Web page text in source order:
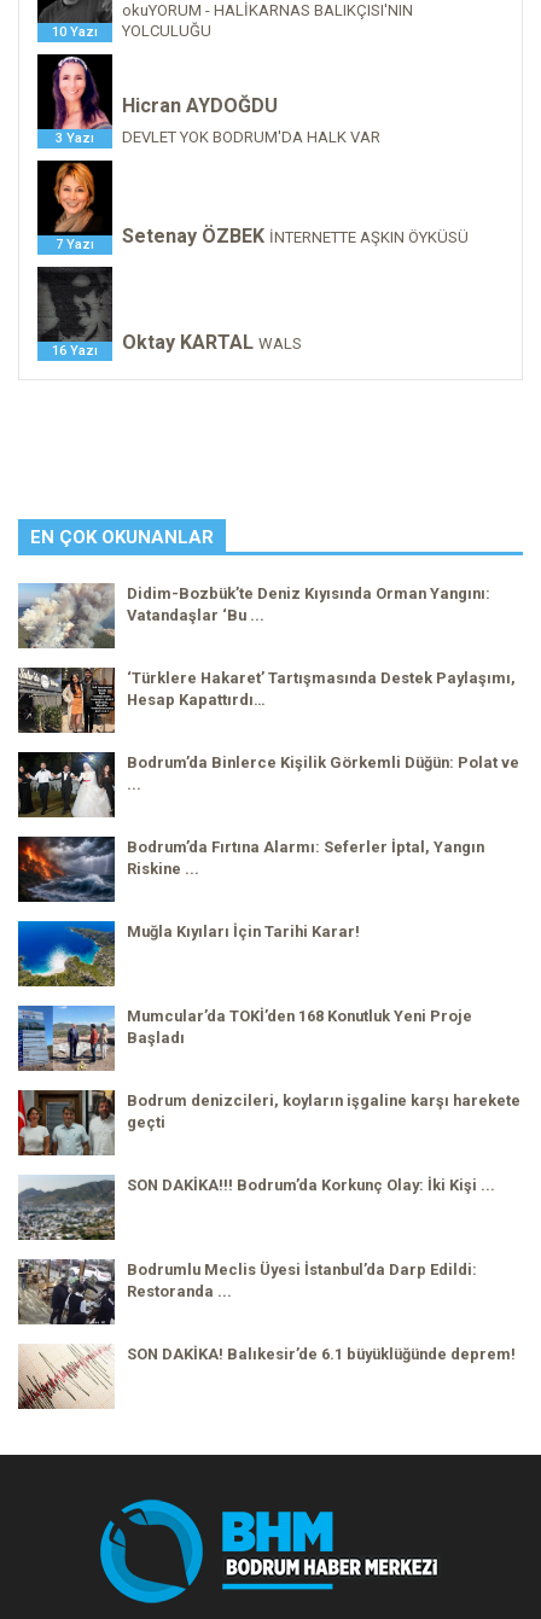
10 Yazı
okuYORUM - HALİKARNAS BALIKÇISI'NIN
YOLCULUĞU
3 Yazı
Hicran AYDOĞDU
DEVLET YOK BODRUM'DA HALK VAR
7 Yazı Setenay ÖZBEK İNTERNETTE AŞKIN ÖYKÜSÜ
16 Yazı Oktay KARTAL WALS
EN ÇOK OKUNANLAR
Didim-Bozbük’te Deniz Kıyısında Orman Yangını:
Vatandaşlar ‘Bu ...
‘Türklere Hakaret’ Tartışmasında Destek Paylaşımı,
Hesap Kapattırdı…
Bodrum’da Binlerce Kişilik Görkemli Düğün: Polat ve
...
Bodrum’da Fırtına Alarmı: Seferler İptal, Yangın
Riskine ...
Muğla Kıyıları İçin Tarihi Karar!
Mumcular’da TOKİ’den 168 Konutluk Yeni Proje
Başladı
Bodrum denizcileri, koyların işgaline karşı harekete
geçti
SON DAKİKA!!! Bodrum’da Korkunç Olay: İki Kişi ...
Bodrumlu Meclis Üyesi İstanbul’da Darp Edildi:
Restoranda ...
SON DAKİKA! Balıkesir’de 6.1 büyüklüğünde deprem!